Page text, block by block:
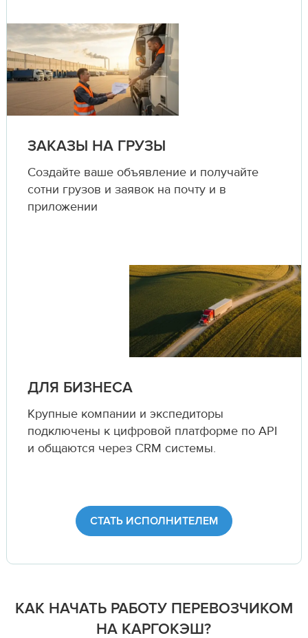
ЗАКАЗЫ НА ГРУЗЫ
Создайте ваше объявление и получайте
сотни грузов и заявок на почту и в
приложении
ДЛЯ БИЗНЕСА
Крупные компании и экспедиторы
подключены к цифровой платформе по API
и общаются через CRM системы.
СТАТЬ ИСПОЛНИТЕЛЕМ
КАК НАЧАТЬ РАБОТУ ПЕРЕВОЗЧИКОМ
НА КАРГОКЭШ?